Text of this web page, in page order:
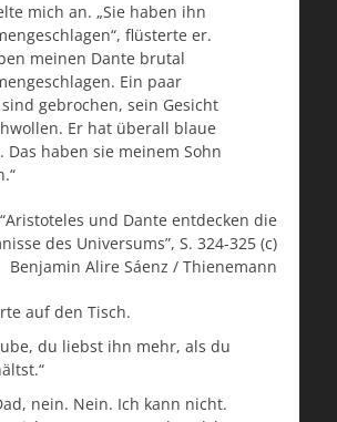
mich an. „Sie haben ihn
flüsterte er.
meinen Dante brutal
Ein paar
gebrochen, sein Gesicht
Er hat überall blaue
Das haben sie meinem Sohn
“Aristoteles und Dante entdecken die
des Universums”, S. 324-325 (c)
Benjamin Alire Sáenz / Thienemann
auf den Tisch.
du liebst ihn mehr, als du
nein. Nein. Ich kann nicht.